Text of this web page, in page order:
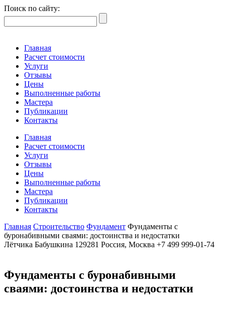
Поиск по сайту:
Главная
Расчет стоимости
Услуги
Отзывы
Цены
Выполненные работы
Мастера
Публикации
Контакты
Главная
Расчет стоимости
Услуги
Отзывы
Цены
Выполненные работы
Мастера
Публикации
Контакты
Главная Строительство Фундамент Фундаменты с
буронабивными сваями: достоинства и недостатки
Лётчика Бабушкина 129281 Россия, Москва +7 499 999-01-74
Фундаменты с буронабивными
сваями: достоинства и недостатки